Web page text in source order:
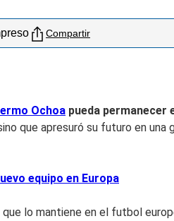
Compartir
Ochoa pueda permanecer
que apresuró su futuro en
equipo en Europa
que lo mantiene en el futbol